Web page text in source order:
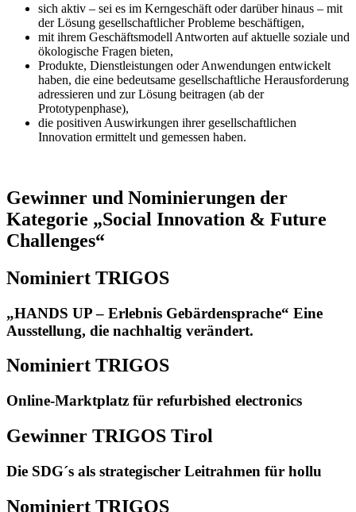
sich aktiv – sei es im Kerngeschäft oder darüber hinaus – mit
der Lösung gesellschaftlicher Probleme beschäftigen,
mit ihrem Geschäftsmodell Antworten auf aktuelle soziale und
ökologische Fragen bieten,
Produkte, Dienstleistungen oder Anwendungen entwickelt
haben, die eine bedeutsame gesellschaftliche Herausforderung
adressieren und zur Lösung beitragen (ab der
Prototypenphase),
die positiven Auswirkungen ihrer gesellschaftlichen
Innovation ermittelt und gemessen haben.
Gewinner und Nominierungen der
Kategorie „Social Innovation & Future
Challenges“
Nominiert TRIGOS
„HANDS UP – Erlebnis Gebärdensprache“ Eine
Ausstellung, die nachhaltig verändert.
Nominiert TRIGOS
Online-Marktplatz für refurbished electronics
Gewinner TRIGOS Tirol
Die SDG´s als strategischer Leitrahmen für hollu
Nominiert TRIGOS